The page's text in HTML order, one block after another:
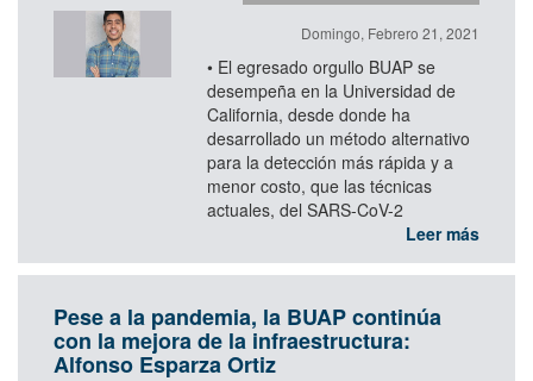
Domingo, Febrero 21, 2021
• El egresado orgullo BUAP se
desempeña en la Universidad de
California, desde donde ha
desarrollado un método alternativo
para la detección más rápida y a
menor costo, que las técnicas
actuales, del SARS-CoV-2
Leer más
Pese a la pandemia, la BUAP continúa
con la mejora de la infraestructura:
Alfonso Esparza Ortiz